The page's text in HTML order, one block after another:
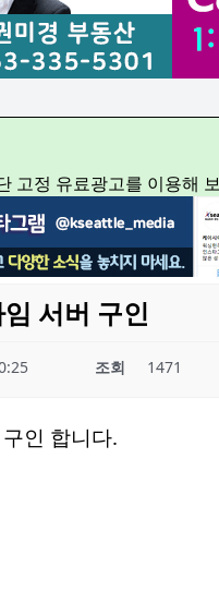
고정 유료광고를 이용해
서버 구인
조회 1471
인 합니다.